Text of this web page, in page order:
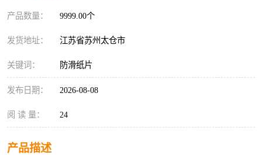
产品数量： 9999.00个
发货地址： 江苏省苏州太仓市
关键词： 防滑纸片
发布日期： 2026-08-08
阅 读 量： 24
产品描述